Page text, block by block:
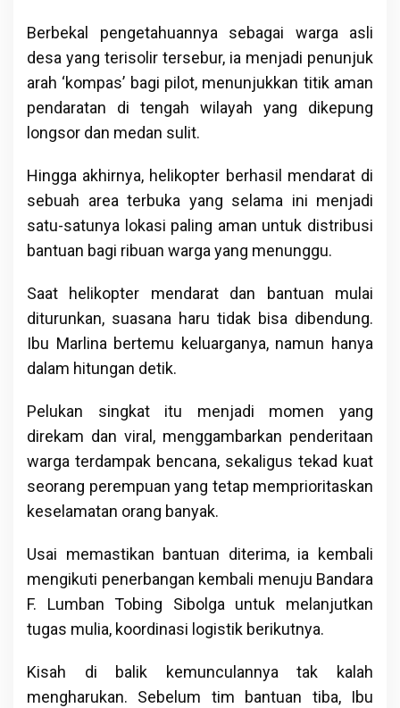
Berbekal pengetahuannya sebagai warga asli
desa yang terisolir tersebur, ia menjadi penunjuk
arah ‘kompas’ bagi pilot, menunjukkan titik aman
pendaratan di tengah wilayah yang dikepung
longsor dan medan sulit.
Hingga akhirnya, helikopter berhasil mendarat di
sebuah area terbuka yang selama ini menjadi
satu-satunya lokasi paling aman untuk distribusi
bantuan bagi ribuan warga yang menunggu.
Saat helikopter mendarat dan bantuan mulai
diturunkan, suasana haru tidak bisa dibendung.
Ibu Marlina bertemu keluarganya, namun hanya
dalam hitungan detik.
Pelukan singkat itu menjadi momen yang
direkam dan viral, menggambarkan penderitaan
warga terdampak bencana, sekaligus tekad kuat
seorang perempuan yang tetap memprioritaskan
keselamatan orang banyak.
Usai memastikan bantuan diterima, ia kembali
mengikuti penerbangan kembali menuju Bandara
F. Lumban Tobing Sibolga untuk melanjutkan
tugas mulia, koordinasi logistik berikutnya.
Kisah di balik kemunculannya tak kalah
mengharukan. Sebelum tim bantuan tiba, Ibu